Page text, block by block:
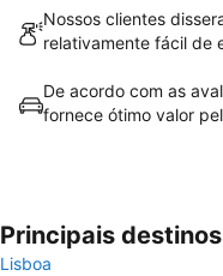
Nossos clientes
relativamente fácil de
De acordo com as
fornece ótimo valor
Principais
Lisboa